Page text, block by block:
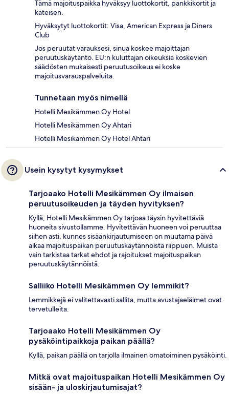
Tämä majoituspaikka hyväksyy luottokortit, pankkikortit ja
käteisen.
Hyväksytyt luottokortit: Visa, American Express ja Diners
Club
Jos peruutat varauksesi, sinua koskee majoittajan
peruutuskäytäntö. EU:n kuluttajan oikeuksia koskevien
säädösten mukaisesti peruutusoikeus ei koske
majoitusvarauspalveluita.
Tunnetaan myös nimellä
Hotelli Mesikämmen Oy Hotel
Hotelli Mesikämmen Oy Ahtari
Hotelli Mesikämmen Oy Hotel Ahtari
Usein kysytyt kysymykset
Tarjoaako Hotelli Mesikämmen Oy ilmaisen
peruutusoikeuden ja täyden hyvityksen?
Kyllä, Hotelli Mesikämmen Oy tarjoaa täysin hyvitettäviä
huoneita sivustollamme. Hyvitettävän huoneen voi peruuttaa
siihen asti, kunnes sisäänkirjautumiseen on muutama päivä
aikaa majoituspaikan peruutuskäytännöistä riippuen. Muista
vain tarkistaa tarkat ehdot ja rajoitukset majoituspaikan
peruutuskäytännöistä.
Salliiko Hotelli Mesikämmen Oy lemmikit?
Lemmikkejä ei valitettavasti sallita, mutta avustajaeläimet ovat
tervetulleita.
Tarjoaako Hotelli Mesikämmen Oy
pysäköintipaikkoja paikan päällä?
Kyllä, paikan päällä on tarjolla ilmainen omatoiminen pysäköinti.
Mitkä ovat majoituspaikan Hotelli Mesikämmen Oy
sisään- ja uloskirjautumisajat?